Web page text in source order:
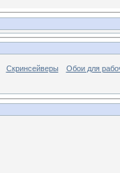
Скринсейверы Обои для